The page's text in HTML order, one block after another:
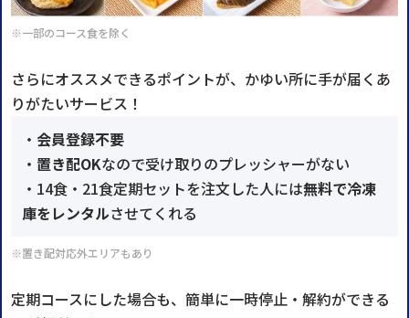
※一部のコース食を除く
さらにオススメできるポイントが、かゆい所に手が届くあ
りがたいサービス！
・ 会員登録不要
・ 置き配OKなので受け取りのプレッシャーがない
・14食・21食定期セットを注文した人には無料で冷凍
庫をレンタルさせてくれる
※置き配対応外エリアもあり
定期コースにした場合も、簡単に一時停止・解約ができる